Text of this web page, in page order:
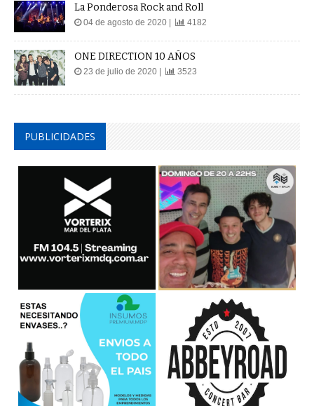
La Ponderosa Rock and Roll
04 de agosto de 2020 | 4182
ONE DIRECTION 10 AÑOS
23 de julio de 2020 | 3523
PUBLICIDADES